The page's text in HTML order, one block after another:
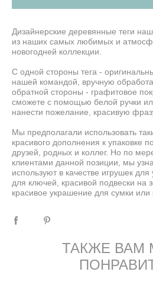
Дизайнерские деревянные теги
из наших самых любимых и
новогодней коллекции.
С одной стороны тега -
нашей командой, вручную
обратной стороны - графитовое
сможете с помощью белой ручки
нанести пожелание, красивую
Мы предполагали использовать
красивого дополнения к упаковке
друзей, родных и коллег. Но по
клиентами данной позиции, мы
используют в качестве игрушек
для ключей, красивой подвески на
красивое украшение для сумки или
ТАКЖЕ ВАМ